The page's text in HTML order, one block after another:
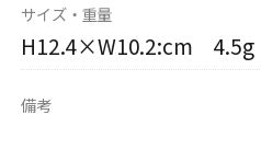
サイズ・重量
H12.4×W10.2:cm 4.5g
備考